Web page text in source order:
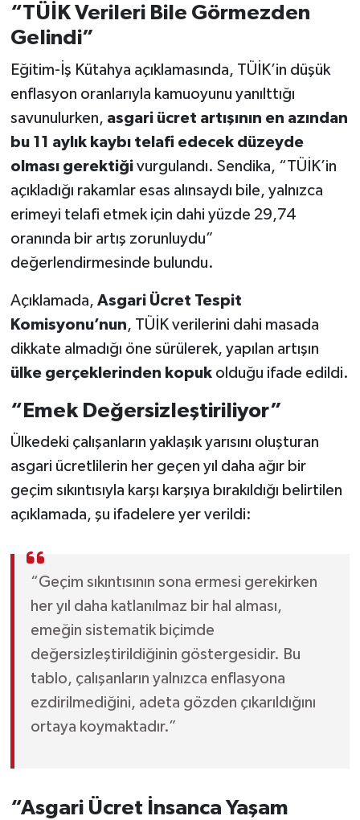
“TÜİK Verileri Bile Görmezden
Gelindi”
Eğitim-İş Kütahya açıklamasında, TÜİK’in düşük
enflasyon oranlarıyla kamuoyunu yanılttığı
savunulurken, asgari ücret artışının en azından
bu 11 aylık kaybı telafi edecek düzeyde
olması gerektiğivurgulandı. Sendika, “TÜİK’in
açıkladığı rakamlar esas alınsaydı bile, yalnızca
erimeyi telafi etmek için dahi yüzde 29,74
oranında bir artış zorunluydu”
değerlendirmesinde bulundu.
Açıklamada, Asgari Ücret Tespit
Komisyonu’nun, TÜİK verilerini dahi masada
dikkate almadığı öne sürülerek, yapılan artışın
ülke gerçeklerinden kopukolduğu ifade edildi.
“Emek Değersizleştiriliyor”
Ülkedeki çalışanların yaklaşık yarısını oluşturan
asgari ücretlilerin her geçen yıl daha ağır bir
geçim sıkıntısıyla karşı karşıya bırakıldığı belirtilen
açıklamada, şu ifadelere yer verildi:
“Geçim sıkıntısının sona ermesi gerekirken
her yıl daha katlanılmaz bir hal alması,
emeğin sistematik biçimde
değersizleştirildiğinin göstergesidir. Bu
tablo, çalışanların yalnızca enflasyona
ezdirilmediğini, adeta gözden çıkarıldığını
ortaya koymaktadır.”
“Asgari Ücret İnsanca Yaşam